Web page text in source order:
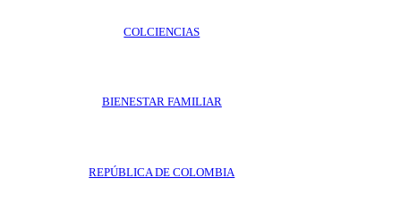
COLCIENCIAS
BIENESTAR FAMILIAR
REPÚBLICA DE COLOMBIA